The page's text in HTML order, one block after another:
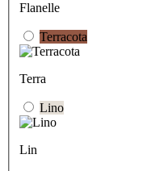
Flanelle
Terracota
Terra
Lino
Lin